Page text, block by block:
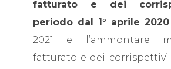
fatturato e dei
periodo dal 1° aprile 2020
2021 e l’ammontare
fatturato e dei